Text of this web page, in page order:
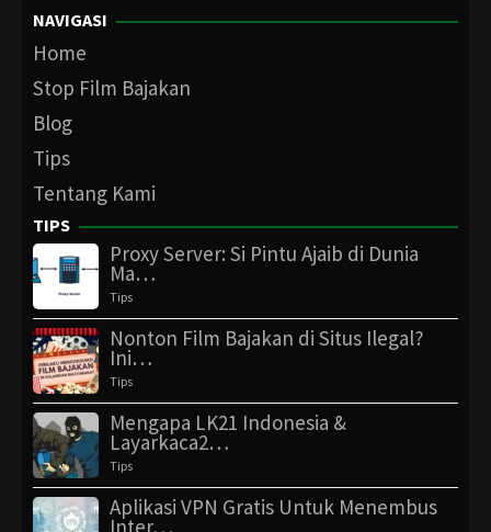
NAVIGASI
Home
Stop Film Bajakan
Blog
Tips
Tentang Kami
TIPS
Proxy Server: Si Pintu Ajaib di Dunia
Ma…
Tips
Nonton Film Bajakan di Situs Ilegal?
Ini…
Tips
Mengapa LK21 Indonesia &
Layarkaca2…
Tips
Aplikasi VPN Gratis Untuk Menembus
Inter…